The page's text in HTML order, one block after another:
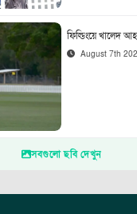
ফিল্ডিংয়ে খালেদ
August 7th
সবগুলো ছবি দেখুন